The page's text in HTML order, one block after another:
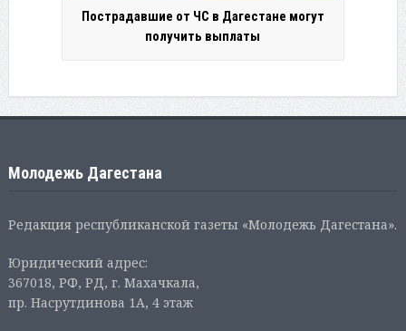
Пострадавшие от ЧС в Дагестане могут
получить выплаты
Молодежь Дагестана
Редакция республиканской газеты «Молодежь Дагестана».
Юридический адрес:
367018, РФ, РД, г. Махачкала,
пр. Насрутдинова 1А, 4 этаж